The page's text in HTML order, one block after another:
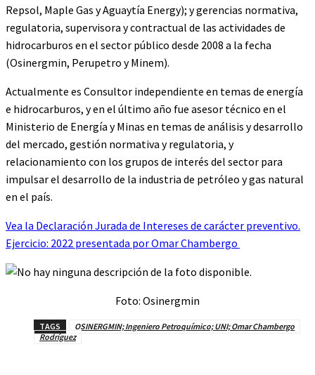
Repsol, Maple Gas y Aguaytía Energy); y gerencias normativa,
regulatoria, supervisora y contractual de las actividades de
hidrocarburos en el sector público desde 2008 a la fecha
(Osinergmin, Perupetro y Minem).
Actualmente es Consultor independiente en temas de energía
e hidrocarburos, y en el último año fue asesor técnico en el
Ministerio de Energía y Minas en temas de análisis y desarrollo
del mercado, gestión normativa y regulatoria, y
relacionamiento con los grupos de interés del sector para
impulsar el desarrollo de la industria de petróleo y gas natural
en el país.
Vea la Declaración Jurada de Intereses de carácter preventivo.
Ejercicio: 2022 presentada por Omar Chambergo
Foto: Osinergmin
TAGS
OSINERGMIN; Ingeniero Petroquímico; UNI; Omar Chambergo
Rodríguez